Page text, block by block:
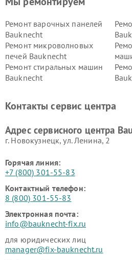
Ремонт варочных панелей
Bauknecht
Ремонт микроволновых
печей Bauknecht
Ремонт стиральных машин
Bauknecht
Контакты сервис центра
Адрес сервисного центра
г. Новокузнецк, ул. Ленина, 2
Горячая линия:
+7 (800) 301-55-83
Контактный телефон:
8 (800) 301-55-83
Электронная почта:
info@bauknecht-fix.ru
для юридических лиц
manager@fix-bauknecht.ru